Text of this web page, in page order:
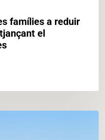
famílies a reduir
el